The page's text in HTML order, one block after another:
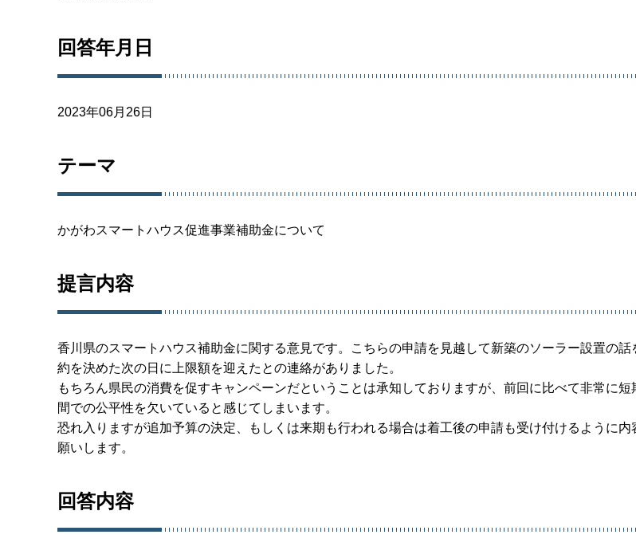
回答年月日
2023年06月26日
テーマ
かがわスマートハウス促進事業補助金について
提言内容
香川県のスマートハウス補助金に関する意見です。こちらの申請を見越して新築のソーラー設置の話
約を決めた次の日に上限額を迎えたとの連絡がありました。
もちろん県民の消費を促すキャンペーンだということは承知しておりますが、前回に比べて非常に
間での公平性を欠いていると感じてしまいます。
恐れ入りますが追加予算の決定、もしくは来期も行われる場合は着工後の申請も受け付けるように内
願いします。
回答内容